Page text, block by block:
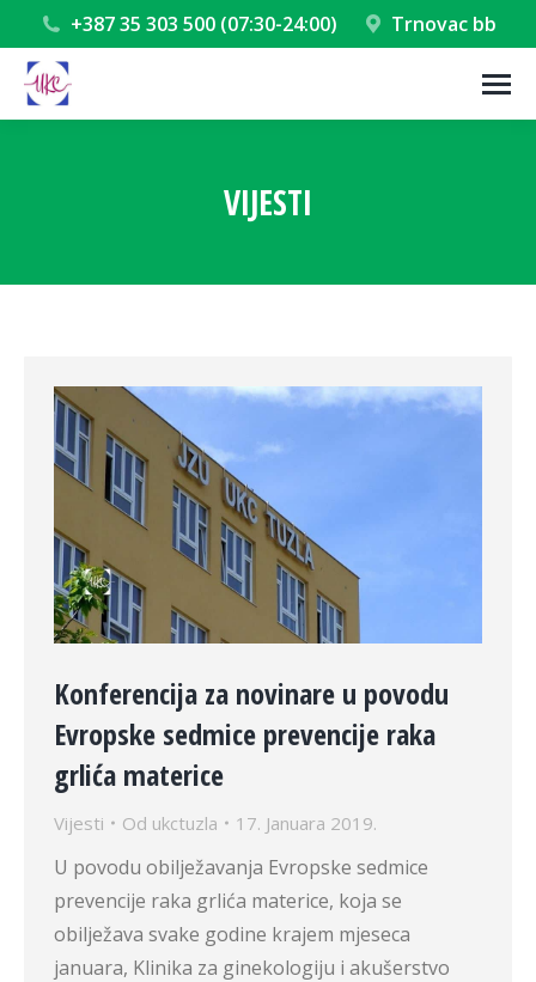
+387 35 303 500 (07:30-24:00) Trnovac bb
VIJESTI
Konferencija za novinare u povodu
Evropske sedmice prevencije raka
grlića materice
Vijesti Od ukctuzla 17. Januara 2019.
U povodu obilježavanja Evropske sedmice
prevencije raka grlića materice, koja se
obilježava svake godine krajem mjeseca
januara, Klinika za ginekologiju i akušerstvo